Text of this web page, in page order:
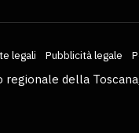
legali Pubblicità legale
della